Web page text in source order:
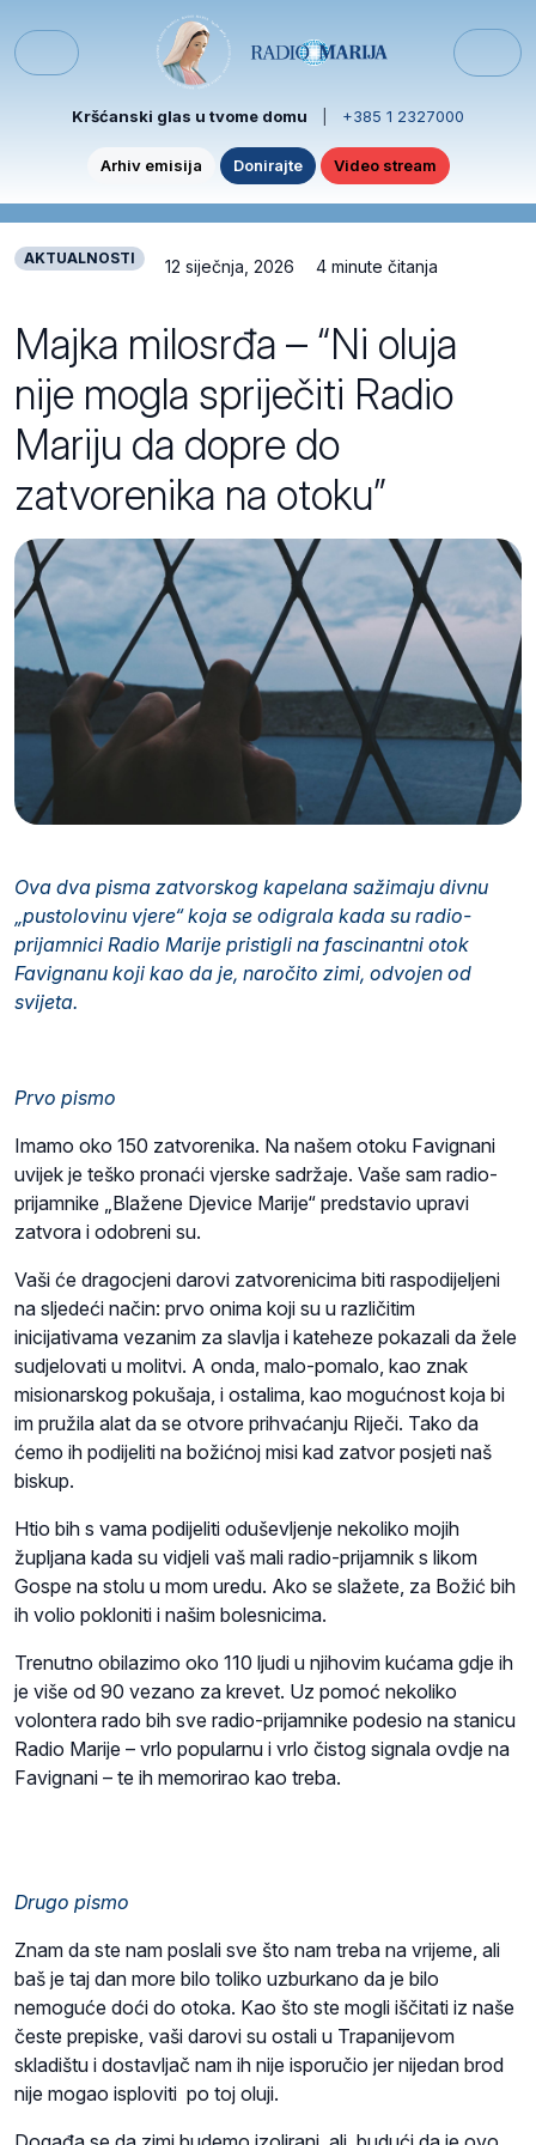
Menu
Kršćanski glas u tvome domu +385 1 2327000
Arhiv emisija Donirajte Video stream
AKTUALNOSTI 12 siječnja, 2026 4 minute čitanja
Majka milosrđa – “Ni oluja
nije mogla spriječiti Radio
Mariju da dopre do
zatvorenika na otoku”
Ova dva pisma zatvorskog kapelana sažimaju divnu
„pustolovinu vjere“ koja se odigrala kada su radio-
prijamnici Radio Marije pristigli na fascinantni otok
Favignanu koji kao da je, naročito zimi, odvojen od
svijeta.
Prvo pismo
Imamo oko 150 zatvorenika. Na našem otoku Favignani
uvijek je teško pronaći vjerske sadržaje. Vaše sam radio-
prijamnike „Blažene Djevice Marije“ predstavio upravi
zatvora i odobreni su.
Vaši će dragocjeni darovi zatvorenicima biti raspodijeljeni
na sljedeći način: prvo onima koji su u različitim
inicijativama vezanim za slavlja i kateheze pokazali da žele
sudjelovati u molitvi. A onda, malo-pomalo, kao znak
misionarskog pokušaja, i ostalima, kao mogućnost koja bi
im pružila alat da se otvore prihvaćanju Riječi. Tako da
ćemo ih podijeliti na božićnoj misi kad zatvor posjeti naš
biskup.
Htio bih s vama podijeliti oduševljenje nekoliko mojih
župljana kada su vidjeli vaš mali radio-prijamnik s likom
Gospe na stolu u mom uredu. Ako se slažete, za Božić bih
ih volio pokloniti i našim bolesnicima.
Trenutno obilazimo oko 110 ljudi u njihovim kućama gdje ih
je više od 90 vezano za krevet. Uz pomoć nekoliko
volontera rado bih sve radio-prijamnike podesio na stanicu
Radio Marije – vrlo popularnu i vrlo čistog signala ovdje na
Favignani – te ih memorirao kao treba.
Drugo pismo
Znam da ste nam poslali sve što nam treba na vrijeme, ali
baš je taj dan more bilo toliko uzburkano da je bilo
nemoguće doći do otoka. Kao što ste mogli iščitati iz naše
česte prepiske, vaši darovi su ostali u Trapanijevom
skladištu i dostavljač nam ih nije isporučio jer nijedan brod
nije mogao isploviti po toj oluji.